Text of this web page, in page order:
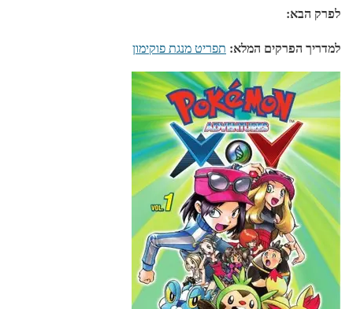
לפרק הבא:
למדריך הפרקים המלא: תפריט מנגת פוקימון